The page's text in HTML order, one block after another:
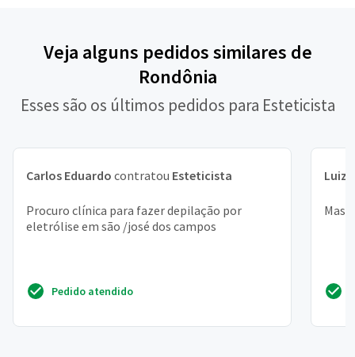
Veja alguns pedidos similares de
Rondônia
Esses são os últimos pedidos para Esteticista
Carlos Eduardo contratou Esteticista
Procuro clínica para fazer depilação por
eletrólise em são /josé dos campos
Pedido atendido
Luiza